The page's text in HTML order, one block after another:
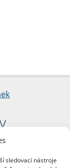
sledovací nástroje